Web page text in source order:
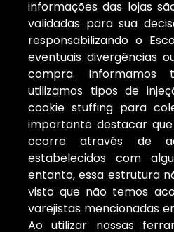
informações das lojas
validadas para sua
responsabilizando o
eventuais divergências
compra. Informamos
utilizamos tipos de
cookie stuffing para
importante destacar
ocorre através de
estabelecidos com
entanto, essa estrutura
visto que não temos
varejistas mencionadas
Ao utilizar nossas